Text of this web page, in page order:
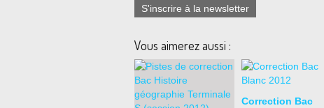
S'inscrire à la newsletter
Vous aimerez aussi :
Correction Bac